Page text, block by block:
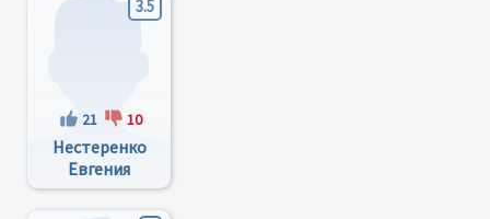
3.5
21 10
Нестеренко
Евгения
Валентиновна